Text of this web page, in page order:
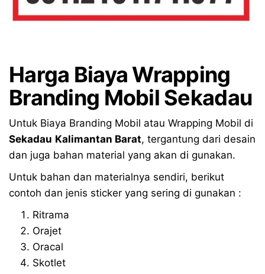
Harga Biaya Wrapping
Branding Mobil Sekadau
Untuk Biaya Branding Mobil atau Wrapping Mobil di
Sekadau Kalimantan Barat, tergantung dari desain
dan juga bahan material yang akan di gunakan.
Untuk bahan dan materialnya sendiri, berikut
contoh dan jenis sticker yang sering di gunakan :
Ritrama
Orajet
Oracal
Skotlet